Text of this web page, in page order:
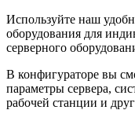
Используйте наш
оборудования для
серверного
В конфигураторе вы
параметры сервера,
рабочей станции и